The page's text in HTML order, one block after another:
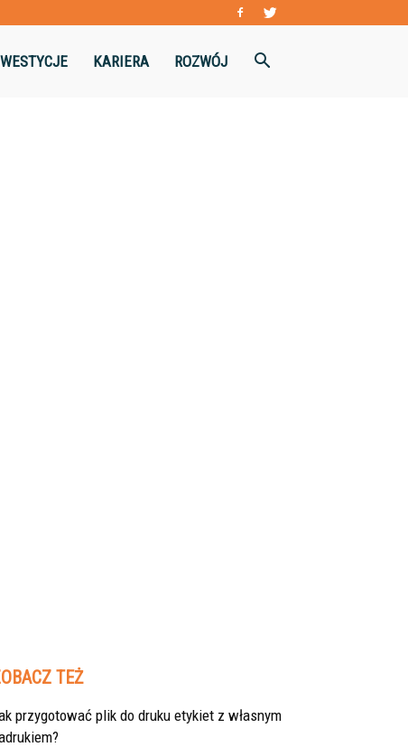
KARIERA ROZWÓJ
TEŻ
przygotować plik do druku etykiet z własnym